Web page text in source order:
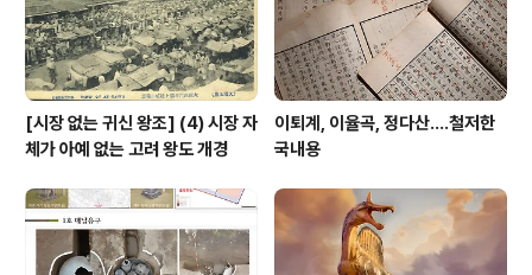
[시장 없는 귀신 왕조] (4) 시장 자
체가 아예 없는 고려 왕도 개경
이퇴계, 이율곡, 정다산....철저한
국내용